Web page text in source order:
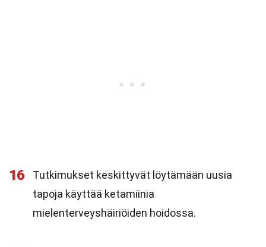
16
Tutkimukset keskittyvät löytämään uusia
tapoja käyttää ketamiinia
mielenterveyshäiriöiden hoidossa.